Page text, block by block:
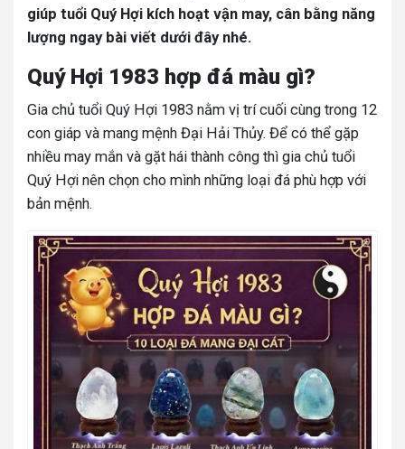
giúp tuổi Quý Hợi kích hoạt vận may, cân bằng năng
lượng ngay bài viết dưới đây nhé.
Quý Hợi 1983 hợp đá màu gì?
Gia chủ tuổi Quý Hợi 1983 nằm vị trí cuối cùng trong 12
con giáp và mang mệnh Đại Hải Thủy. Để có thể gặp
nhiều may mắn và gặt hái thành công thì gia chủ tuổi
Quý Hợi nên chọn cho mình những loại đá phù hợp với
bản mệnh.